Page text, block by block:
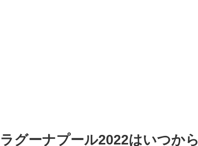
ラグーナプール2022はいつから